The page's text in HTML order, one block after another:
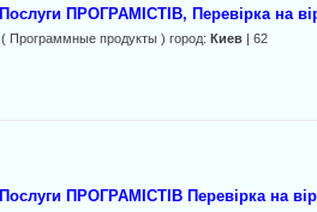
Послуги ПРОГРАМІСТІВ, Перевірка на
( Программные продукты ) город: Киев| 62
Послуги ПРОГРАМІСТІВ Перевірка на